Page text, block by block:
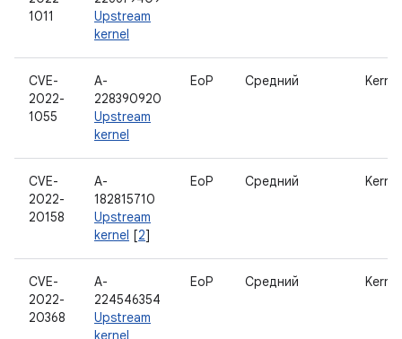
1011
Upstream
kernel
CVE-
2022-
1055
A-
228390920
Upstream
kernel
EoP Средний Kernel
CVE-
2022-
20158
A-
182815710
Upstream
kernel [2]
EoP Средний Kernel
CVE-
2022-
20368
A-
224546354
Upstream
kernel
EoP Средний Kernel